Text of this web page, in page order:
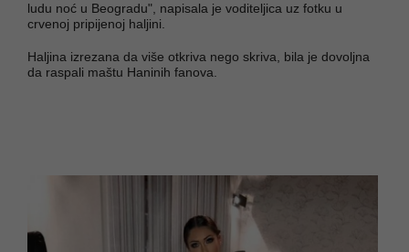
ludu noć u Beogradu", napisala je voditeljica uz fotku u
crvenoj pripijenoj haljini.
Haljina izrezana da više otkriva nego skriva, bila je dovoljna
da raspali maštu Haninih fanova.